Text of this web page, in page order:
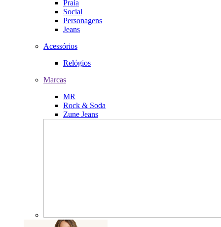
Praia
Social
Personagens
Jeans
Acessórios
Relógios
Marcas
MR
Rock & Soda
Zune Jeans